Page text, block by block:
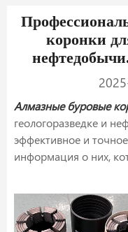
коронки
Алмазные буровые
геологоразведке и
эффективное и
информация о них,